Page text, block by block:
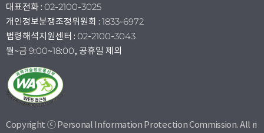
대표전화 : 02-2100-3025
개인정보분쟁조정위원회 : 1833-6972
법령해석지원센터 : 02-2100-3043
월~금 9:00~18:00, 공휴일 제외
Copyright ⓒ Personal Information Protection Commission. All ri